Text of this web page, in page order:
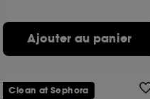
Ajouter au panier
Clean at Sephora